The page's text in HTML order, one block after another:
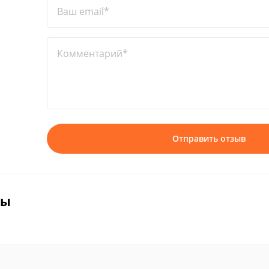
Ваш email*
Комментарий*
Отправить отзыв